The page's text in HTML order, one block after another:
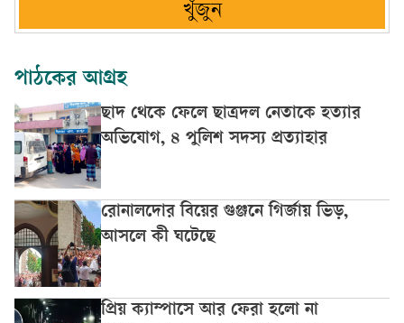
খুঁজুন
পাঠকের আগ্রহ
ছাদ থেকে ফেলে ছাত্রদল নেতাকে হত্যার
অভিযোগ, ৪ পুলিশ সদস্য প্রত্যাহার
রোনালদোর বিয়ের গুঞ্জনে গির্জায় ভিড়,
আসলে কী ঘটেছে
প্রিয় ক্যাম্পাসে আর ফেরা হলো না